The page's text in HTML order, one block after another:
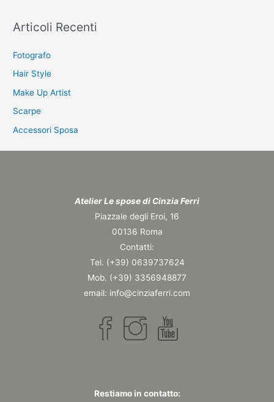
c
:
Articoli Recenti
Fotografo
Hair Style
Make Up Artist
Scarpe
Accessori Sposa
Atelier Le spose di Cinzia Ferri
Piazzale degli Eroi, 16
00136 Roma
Contatti:
Tel. (+39) 0639737624
Mob. (+39) 3356948877
email: info@cinziaferri.com
Restiamo in contatto: